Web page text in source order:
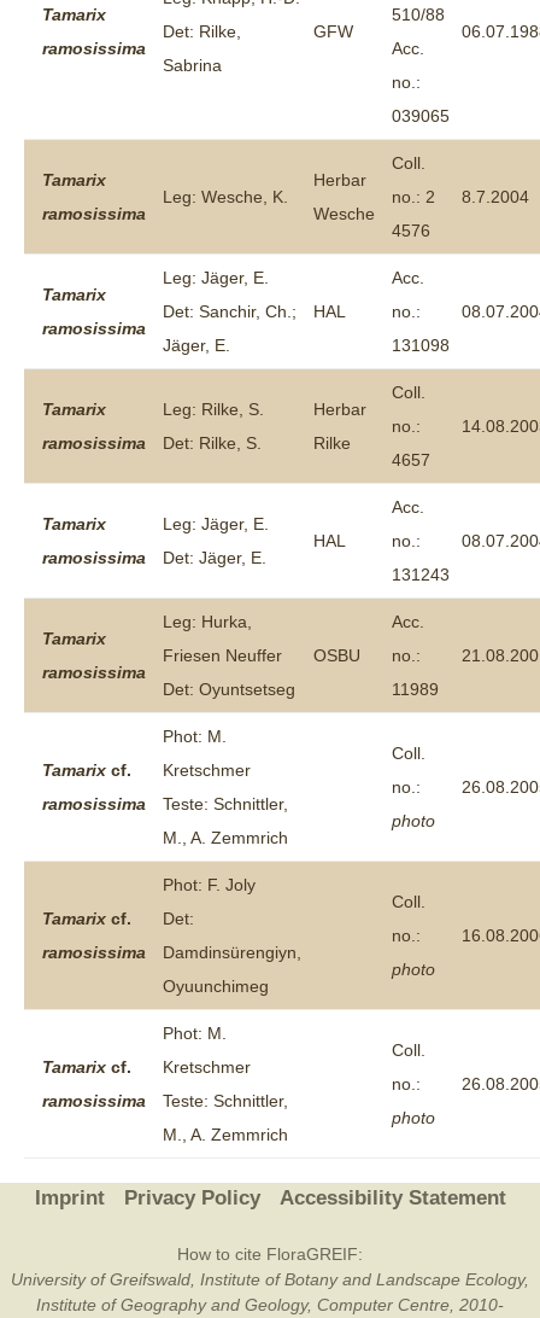
Tamarix
ramosissima
Det: Rilke,
Sabrina
GFW
510/88
Acc.
no.:
039065
Tamarix
ramosissima
Leg: Wesche, K.
Herbar
Wesche
Coll.
no.: 2
4576
8.7.2004
Tamarix
ramosissima
Leg: Jäger, E.
Det: Sanchir, Ch.;
Jäger, E.
HAL
Acc.
no.:
131098
Tamarix
ramosissima
Leg: Rilke, S.
Det: Rilke, S.
Herbar
Rilke
Coll.
no.:
4657
Tamarix
ramosissima
Leg: Jäger, E.
Det: Jäger, E.
HAL
Acc.
no.:
131243
Tamarix
ramosissima
Leg: Hurka,
Friesen Neuffer
Det: Oyuntsetseg
OSBU
Acc.
no.:
11989
Tamarix cf.
ramosissima
Phot: M.
Kretschmer
Teste: Schnittler,
M., A. Zemmrich
Coll.
no.:
photo
Tamarix cf.
ramosissima
Phot: F. Joly
Det:
Damdinsürengiyn,
Oyuunchimeg
Coll.
no.:
photo
Tamarix cf.
ramosissima
Phot: M.
Kretschmer
Teste: Schnittler,
M., A. Zemmrich
Coll.
no.:
photo
Imprint Privacy Policy Accessibility Statement
How to cite FloraGREIF:
University of Greifswald, Institute of Botany and Landscape Ecology,
Institute of Geography and Geology, Computer Centre, 2010-